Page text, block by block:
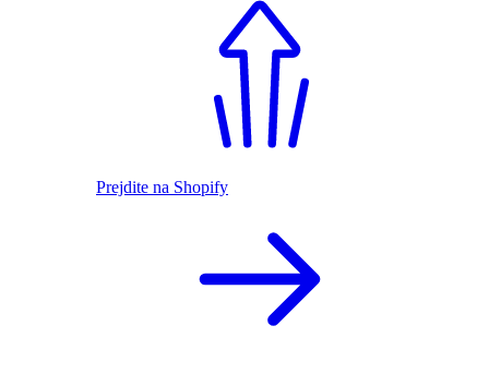
Prejdite na Shopify